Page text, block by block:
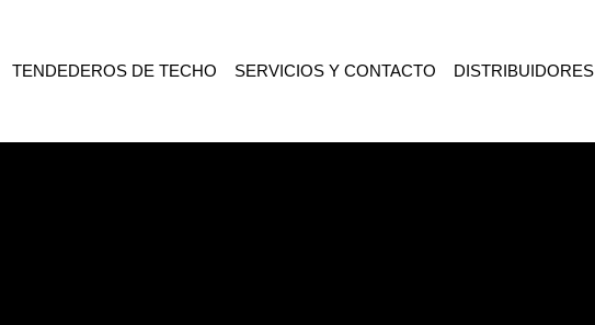
TENDEDEROS DE TECHO SERVICIOS Y CONTACTO DISTRIBUIDORES